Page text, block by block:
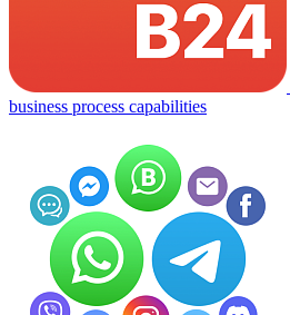
business process capabilities